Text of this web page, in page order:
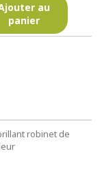
au
panier
robinet de